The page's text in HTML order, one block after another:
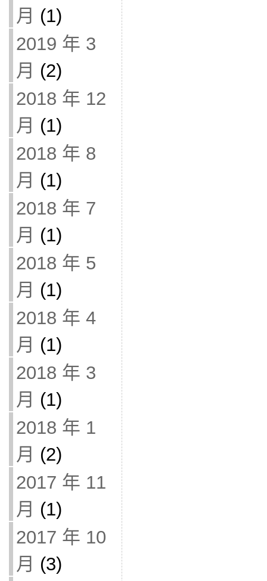
月 (1)
2019 年 3
月 (2)
2018 年 12
月 (1)
2018 年 8
月 (1)
2018 年 7
月 (1)
2018 年 5
月 (1)
2018 年 4
月 (1)
2018 年 3
月 (1)
2018 年 1
月 (2)
2017 年 11
月 (1)
2017 年 10
月 (3)